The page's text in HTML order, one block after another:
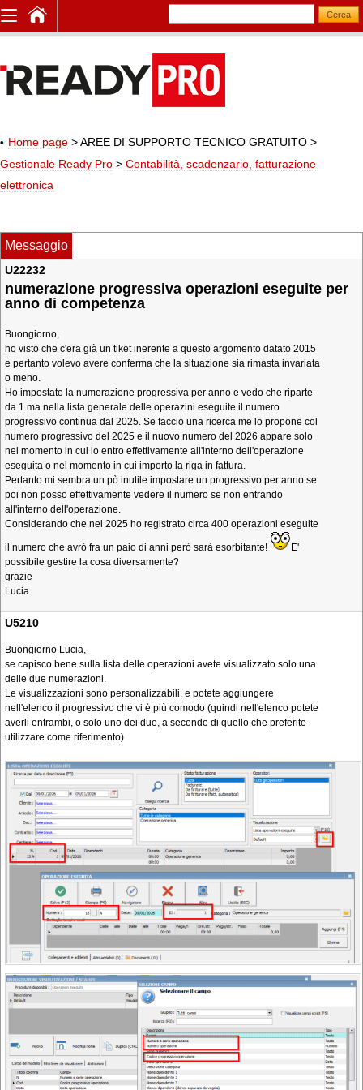
Home page > AREE DI SUPPORTO TECNICO GRATUITO >
Gestionale Ready Pro > Contabilità, scadenzario, fatturazione
elettronica
Messaggio
U22232
numerazione progressiva operazioni eseguite per
anno di competenza
Buongiorno,
ho visto che c'era già un tiket inerente a questo argomento datato 2015
e pertanto volevo avere conferma che la situazione sia rimasta invariata
o meno.
Ho impostato la numerazione progressiva per anno e vedo che riparte
da 1 ma nella lista generale delle operazini eseguite il numero
progressivo continua dal 2025. Se faccio una ricerca me lo propone col
numero progressivo del 2025 e il nuovo numero del 2026 appare solo
nel momento in cui io entro effettivamente all'interno dell'operazione
eseguita o nel momento in cui importo la riga in fattura.
Pertanto mi sembra un pò inutile impostare un progressivo per anno se
poi non posso effettivamente vedere il numero se non entrando
all'interno dell'operazione.
Considerando che nel 2025 ho registrato circa 400 operazioni eseguite
il numero che avrò fra un paio di anni però sarà esorbitante!
E'
possibile gestire la cosa diversamente?
grazie
Lucia
U5210
Buongiorno Lucia,
se capisco bene sulla lista delle operazioni avete visualizzato solo una
delle due numerazioni.
Le visualizzazioni sono personalizzabili, e potete aggiungere
nell'elenco il progressivo che vi è più comodo (quindi nell'elenco potete
averli entrambi, o solo uno dei due, a secondo di quello che preferite
utilizzare come riferimento)